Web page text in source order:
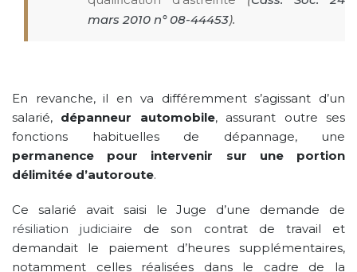
mars 2010 n° 08-44453).
En revanche, il en va différemment s’agissant d’un
salarié, dépanneur automobile, assurant outre ses
fonctions habituelles de dépannage, une
permanence pour intervenir sur une portion
délimitée d’autoroute.
Ce salarié avait saisi le Juge d’une demande de
résiliation judiciaire de son contrat de travail et
demandait le paiement d’heures supplémentaires,
notamment celles réalisées dans le cadre de la